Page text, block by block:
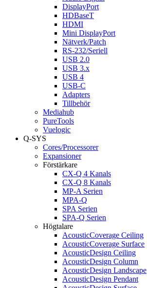
DisplayPort
HDBaseT
HDMI
Mini DisplayPort
Nätverk/Patch
RS-232/Seriell
USB 2.0
USB 3.x
USB 4
USB-C
Adapters
Tillbehör
Mediahub
PureTools
Vuelogic
Q-SYS
Cores/Processorer
Expansioner
Förstärkare
CX-Q 4 Kanals
CX-Q 8 Kanals
MP-A Serien
MPA-Q
SPA Serien
SPA-Q Serien
Högtalare
AcousticCoverage Ceiling
AcousticCoverage Surface
AcousticDesign Ceiling
AcousticDesign Column
AcousticDesign Landscape
AcousticDesign Pendant